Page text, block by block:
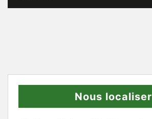
Nous localiser